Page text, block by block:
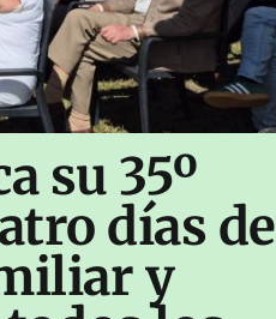
su 35º
días de
y